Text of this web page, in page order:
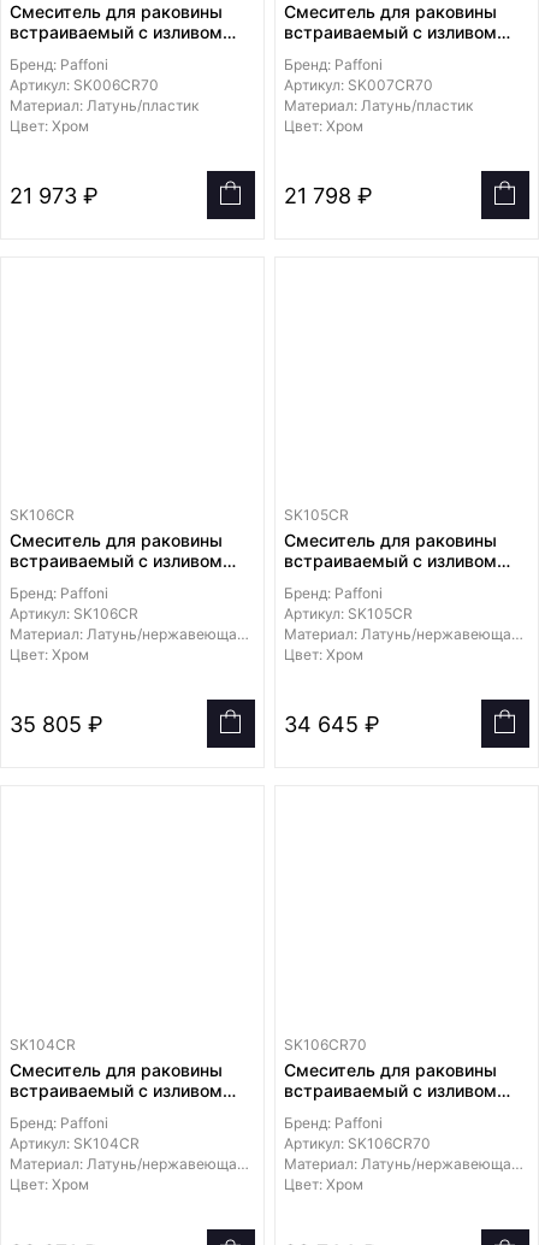
Смеситель для раковины
встраиваемый с изливом
пластика 2 штуки, диаметр
70мм
Бренд: Paffoni
Артикул: SK006CR70
Материал: Латунь/пластик
Цвет: Хром
21 973 ₽
Смеситель для раковины
встраиваемый с изливом
пластика 2 штуки, диаметр
70мм
Бренд: Paffoni
Артикул: SK007CR70
Материал: Латунь/пластик
Цвет: Хром
21 798 ₽
SK106CR
Смеситель для раковины
встраиваемый с изливом
нержавеющей стали
250х100мм
Бренд: Paffoni
Артикул: SK106CR
Материал: Латунь/нержавеющая сталь
Цвет: Хром
35 805 ₽
SK105CR
Смеситель для раковины
встраиваемый с изливом
нержавеющей стали
250х100мм
Бренд: Paffoni
Артикул: SK105CR
Материал: Латунь/нержавеющая сталь
Цвет: Хром
34 645 ₽
SK104CR
Смеситель для раковины
встраиваемый с изливом
нержавеющей стали
250х100мм
Бренд: Paffoni
Артикул: SK104CR
Материал: Латунь/нержавеющая сталь
Цвет: Хром
SK106CR70
Смеситель для раковины
встраиваемый с изливом
нержавеющей стали
70х70мм
Бренд: Paffoni
Артикул: SK106CR70
Материал: Латунь/нержавеющая сталь
Цвет: Хром